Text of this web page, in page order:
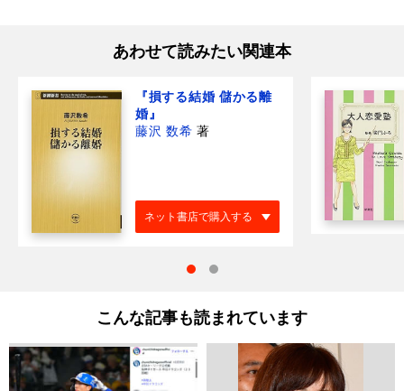
あわせて読みたい関連本
『損する結婚 儲かる離
婚』
藤沢 数希 著
ネット書店で購入する
こんな記事も読まれています